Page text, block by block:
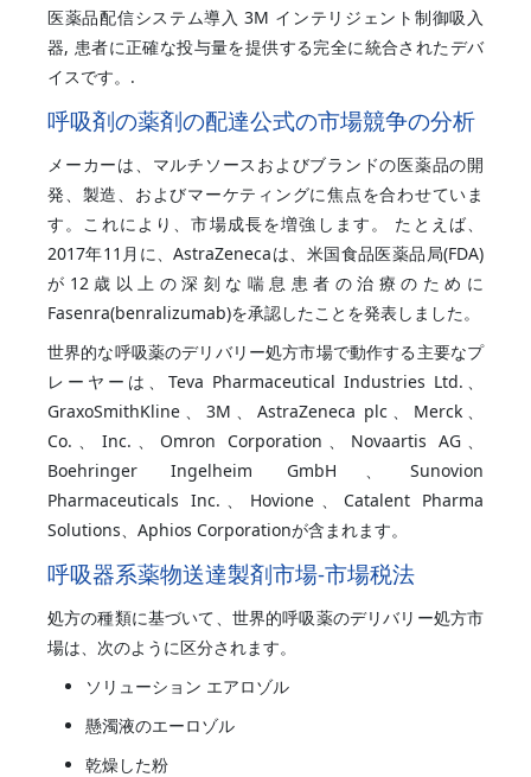
医薬品配信システム導入 3M インテリジェント制御吸入
器, 患者に正確な投与量を提供する完全に統合されたデバ
イスです。.
呼吸剤の薬剤の配達公式の市場競争の分析
メーカーは、マルチソースおよびブランドの医薬品の開
発、製造、およびマーケティングに焦点を合わせていま
す。これにより、市場成長を増強します。 たとえば、
2017年11月に、AstraZenecaは、米国食品医薬品局(FDA)
が12歳以上の深刻な喘息患者の治療のために
Fasenra(benralizumab)を承認したことを発表しました。
世界的な呼吸薬のデリバリー処方市場で動作する主要なプ
レーヤーは、Teva Pharmaceutical Industries Ltd.、
GraxoSmithKline、3M、AstraZeneca plc、Merck、
Co.、Inc.、Omron Corporation、Novaartis AG、
Boehringer Ingelheim GmbH、Sunovion
Pharmaceuticals Inc.、Hovione、Catalent Pharma
Solutions、Aphios Corporationが含まれます。
呼吸器系薬物送達製剤市場-市場税法
処方の種類に基づいて、世界的呼吸薬のデリバリー処方市
場は、次のように区分されます。
ソリューション エアロゾル
懸濁液のエーロゾル
乾燥した粉